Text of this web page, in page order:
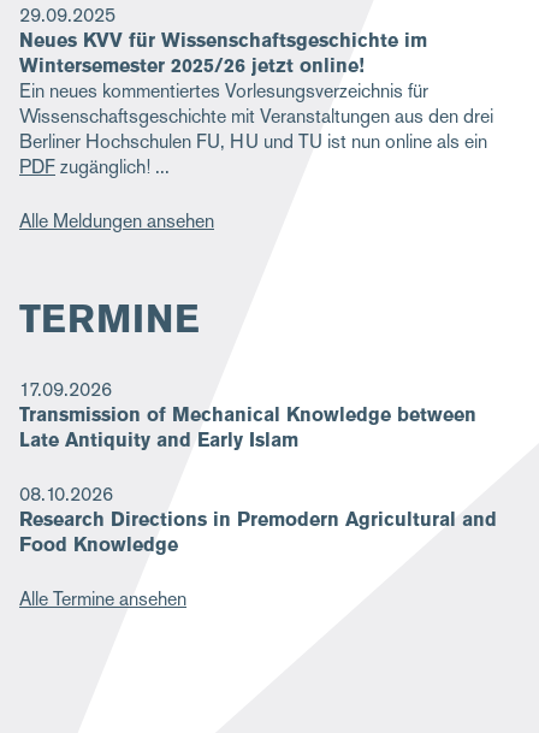
29.09.2025
Neues KVV für Wissenschaftsgeschichte im
Wintersemester 2025/26 jetzt online!
Ein neues kommentiertes Vorlesungsverzeichnis für
Wissenschaftsgeschichte mit Veranstaltungen aus den drei
Berliner Hochschulen FU, HU und TU ist nun online als ein
PDFzugänglich!
Alle Meldungen ansehen
TERMINE
17.09.2026
Transmission of Mechanical Knowledge between
Late Antiquity and Early Islam
08.10.2026
Research Directions in Premodern Agricultural and
Food Knowledge
Alle Termine ansehen